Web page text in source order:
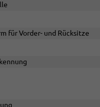
für Vorder- und Rücksitze